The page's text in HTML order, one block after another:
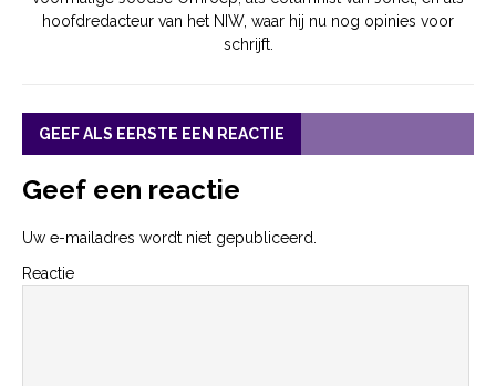
hoofdredacteur van het NIW, waar hij nu nog opinies voor
schrijft.
GEEF ALS EERSTE EEN REACTIE
Geef een reactie
Uw e-mailadres wordt niet gepubliceerd.
Reactie